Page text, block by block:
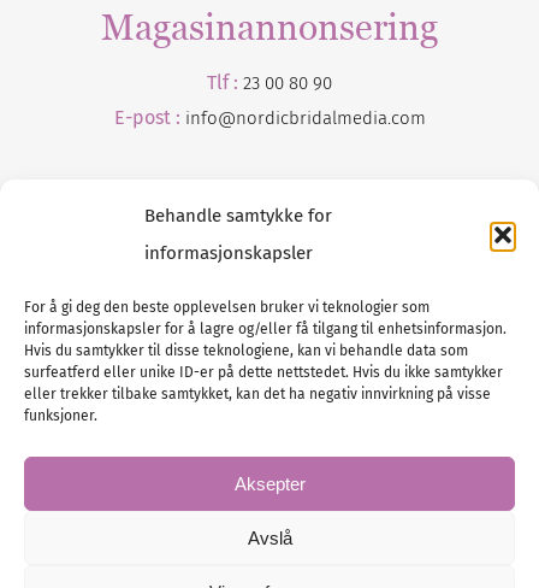
Behandle samtykke for
informasjonskapsler
For å gi deg den beste opplevelsen bruker vi teknologier som
informasjonskapsler for å lagre og/eller få tilgang til enhetsinformasjon.
Hvis du samtykker til disse teknologiene, kan vi behandle data som
surfeatferd eller unike ID-er på dette nettstedet. Hvis du ikke samtykker
eller trekker tilbake samtykket, kan det ha negativ innvirkning på visse
funksjoner.
Aksepter
Avslå
Magasinannonsering
Tlf : 23 00 80 90
E-post : info@nordicbridalmedia.com
Tlf :23 00 80 90
E-post :info@ nordicbridalmedia.com